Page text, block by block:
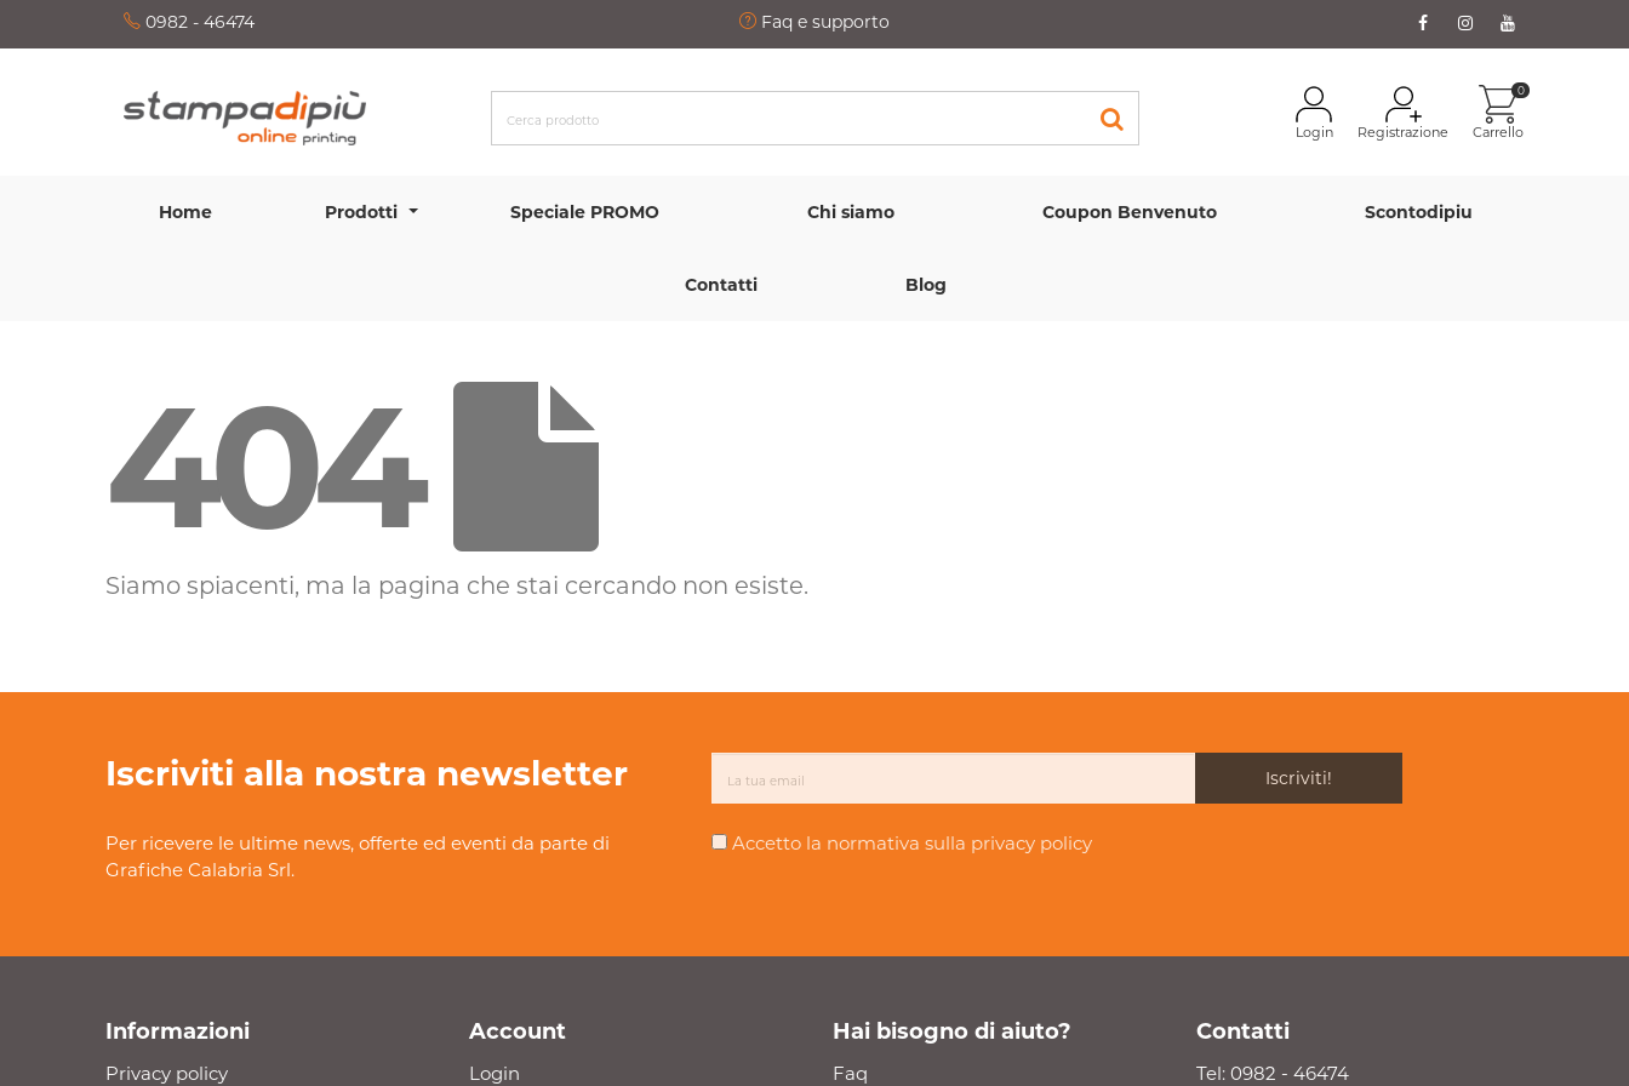
0982 - 46474 Faq e supporto
Login Registrazione Carrello
0
Home Prodotti Speciale PROMO Chi siamo Coupon Benvenuto Scontodipiu
Contatti Blog
404
Siamo spiacenti, ma la pagina che stai cercando non esiste.
Iscriviti alla nostra newsletter
Per ricevere le ultime news, offerte ed eventi da parte di
Grafiche Calabria Srl.
Iscriviti!
Accetto la normativa sulla privacy policy
Informazioni
Privacy policy
Account
Login
Hai bisogno di aiuto?
Faq
Contatti
Tel: 0982 - 46474